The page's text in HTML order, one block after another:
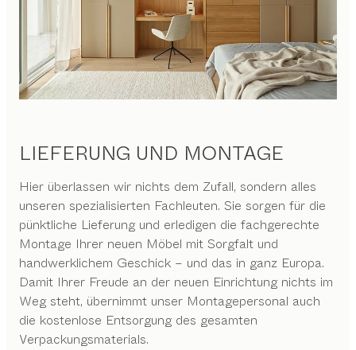
LIEFERUNG UND MONTAGE
Hier überlassen wir nichts dem Zufall, sondern alles
unseren spezialisierten Fachleuten. Sie sorgen für die
pünktliche Lieferung und erledigen die fachgerechte
Montage Ihrer neuen Möbel mit Sorgfalt und
handwerklichem Geschick – und das in ganz Europa.
Damit Ihrer Freude an der neuen Einrichtung nichts im
Weg steht, übernimmt unser Montagepersonal auch
die kostenlose Entsorgung des gesamten
Verpackungsmaterials.